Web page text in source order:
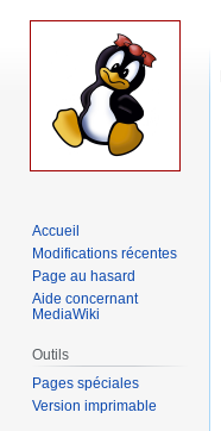
Accueil
Modifications récentes
Page au hasard
Aide concernant
MediaWiki
Outils
Pages spéciales
Version imprimable